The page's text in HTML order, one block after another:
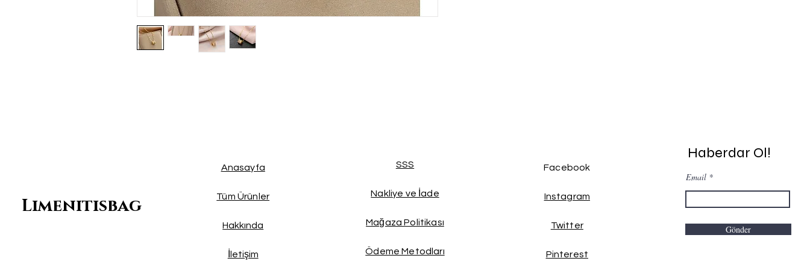
Limenitisbag
Anasayfa
Tüm Ürünler
Hakkında
İletişim
SSS
Nakliye ve İade
Mağaza Politikası
Ödeme Metodları
Facebook
Instagram
Twitter
Pinterest
Haberdar Ol!
Email
Gönder